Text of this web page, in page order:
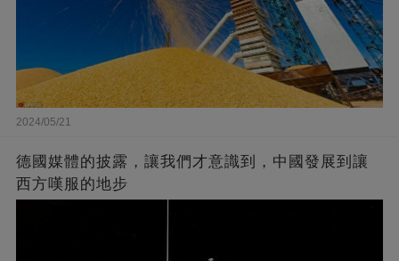
2024/05/21
德國媒體的披露，讓我們才意識到，中國發展到讓
西方嘆服的地步